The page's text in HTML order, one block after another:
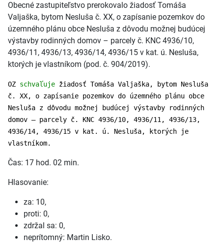
Obecné zastupiteľstvo prerokovalo žiadosť Tomáša
Valjaška, bytom Nesluša č. XX, o zapísanie pozemkov do
územného plánu obce Nesluša z dôvodu možnej budúcej
výstavby rodinných domov – parcely č. KNC 4936/10,
4936/11, 4936/13, 4936/14, 4936/15 v kat. ú. Nesluša,
ktorých je vlastníkom (pod. č. 904/2019).
OZ schvaľuje žiadosť Tomáša Valjaška, bytom Nesluša
č. XX, o zapísanie pozemkov do územného plánu obce
Nesluša z dôvodu možnej budúcej výstavby rodinných
domov – parcely č. KNC 4936/10, 4936/11, 4936/13,
4936/14, 4936/15 v kat. ú. Nesluša, ktorých je
vlastníkom.
Čas: 17 hod. 02 min.
Hlasovanie:
za: 10,
proti: 0,
zdržal sa: 0,
neprítomný: Martin Lisko.